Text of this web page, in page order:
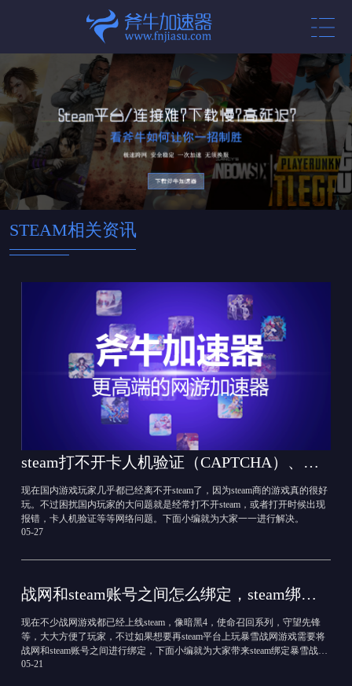
STEAM相关资讯
steam打不开卡人机验证（CAPTCHA）、出现报错84/687解决方法
现在国内游戏玩家几乎都已经离不开steam了，因为steam商的游戏真的很好
玩。不过困扰国内玩家的大问题就是经常打不开steam，或者打开时候出现
报错，卡人机验证等等网络问题。下面小编就为大家一一进行解决。
05-27
战网和steam账号之间怎么绑定，steam绑定暴雪战网教程
现在不少战网游戏都已经上线steam，像暗黑4，使命召回系列，守望先锋
等，大大方便了玩家，不过如果想要再steam平台上玩暴雪战网游戏需要将
战网和steam账号之间进行绑定，下面小编就为大家带来steam绑定暴雪战网
教程。
05-21